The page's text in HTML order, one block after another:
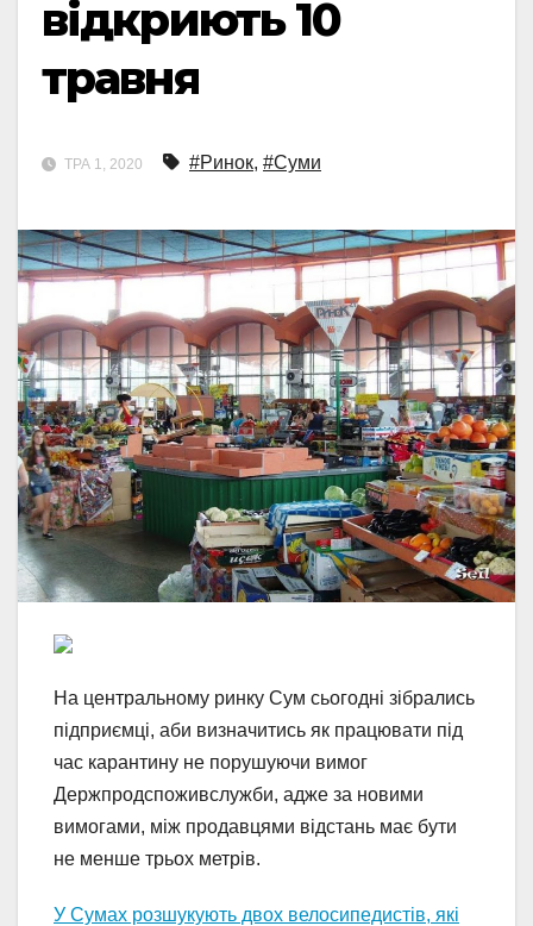
відкриють 10
травня
ТРА 1, 2020 #Ринок, #Суми
На центральному ринку Сум сьогодні зібрались
підприємці, аби визначитись як працювати під
час карантину не порушуючи вимог
Держпродспоживслужби, адже за новими
вимогами, між продавцями відстань має бути
не менше трьох метрів.
У Сумах розшукують двох велосипедистів, які